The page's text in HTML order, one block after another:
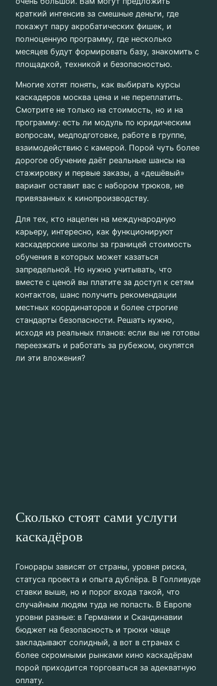
краткий интенсив за смешные деньги, где
покажут пару акробатических фишек, и
полноценную программу, где несколько
месяцев будут формировать базу, знакомить с
площадкой, техникой и безопасностью.
Многие хотят понять, как выбирать курсы
каскадеров москва цена и не переплатить.
Смотрите не только на стоимость, но и на
программу: есть ли модуль по юридическим
вопросам, медподготовке, работе в группе,
взаимодействию с камерой. Порой чуть более
дорогое обучение даёт реальные шансы на
стажировку и первые заказы, а «дешёвый»
вариант оставит вас с набором трюков, не
привязанных к кинопроизводству.
Для тех, кто нацелен на международную
карьеру, интересно, как функционируют
каскадерские школы за границей стоимость
обучения в которых может казаться
запредельной. Но нужно учитывать, что
вместе с ценой вы платите за доступ к сетям
контактов, шанс получить рекомендации
местных координаторов и более строгие
стандарты безопасности. Решать нужно,
исходя из реальных планов: если вы не готовы
переезжать и работать за рубежом, окупятся
ли эти вложения?
Сколько стоят сами услуги
каскадёров
Гонорары зависят от страны, уровня риска,
статуса проекта и опыта дублёра. В Голливуде
ставки выше, но и порог входа такой, что
случайным людям туда не попасть. В Европе
уровни разные: в Германии и Скандинавии
бюджет на безопасность и трюки чаще
закладывают солидный, а вот в странах с
более скромными рынками кино каскадёрам
порой приходится торговаться за адекватную
оплату.